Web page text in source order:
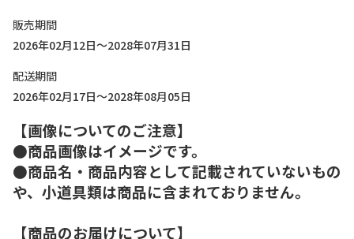
販売期間
2026年02月12日～2028年07月31日
配送期間
2026年02月17日～2028年08月05日
【画像についてのご注意】
●商品画像はイメージです。
●商品名・商品内容として記載されていないもの
や、小道具類は商品に含まれておりません。
【商品のお届けについて】